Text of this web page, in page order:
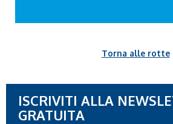
Torna alle rotte
ISCRIVITI ALLA
GRATUITA